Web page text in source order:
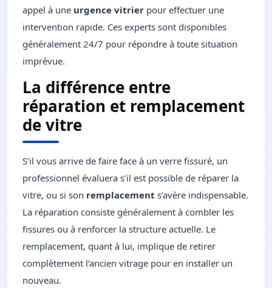
appel à une urgence vitrier pour effectuer une
intervention rapide. Ces experts sont disponibles
généralement 24/7 pour répondre à toute situation
imprévue.
La différence entre
réparation et remplacement
de vitre
S’il vous arrive de faire face à un verre fissuré, un
professionnel évaluera s’il est possible de réparer la
vitre, ou si son remplacement s’avère indispensable.
La réparation consiste généralement à combler les
fissures ou à renforcer la structure actuelle. Le
remplacement, quant à lui, implique de retirer
complètement l’ancien vitrage pour en installer un
nouveau.